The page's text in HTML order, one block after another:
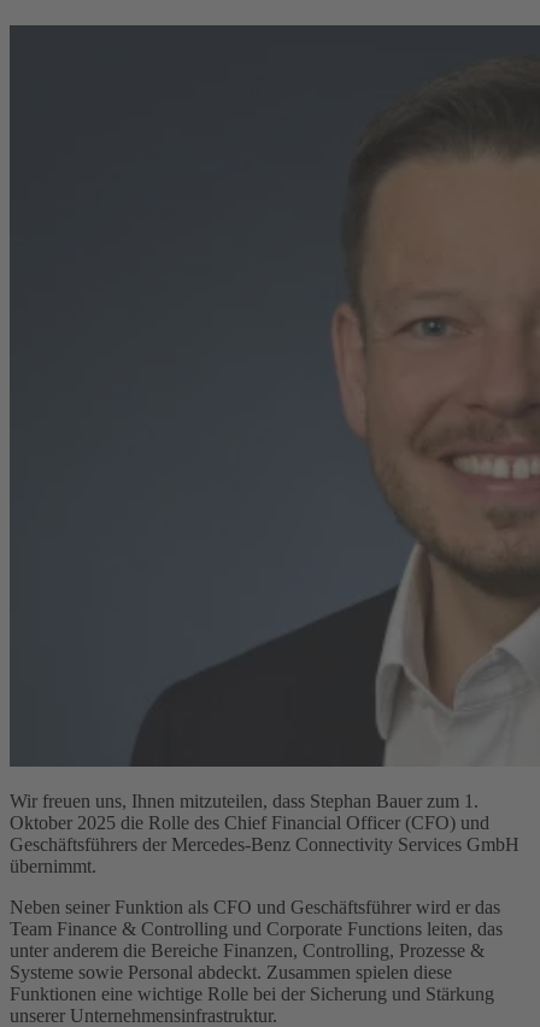
Wir freuen uns, Ihnen mitzuteilen, dass Stephan Bauer zum 1.
Oktober 2025 die Rolle des Chief Financial Officer (CFO) und
Geschäftsführers der Mercedes-Benz Connectivity Services GmbH
übernimmt.
Neben seiner Funktion als CFO und Geschäftsführer wird er das
Team Finance & Controlling und Corporate Functions leiten, das
unter anderem die Bereiche Finanzen, Controlling, Prozesse &
Systeme sowie Personal abdeckt. Zusammen spielen diese
Funktionen eine wichtige Rolle bei der Sicherung und Stärkung
unserer Unternehmensinfrastruktur.